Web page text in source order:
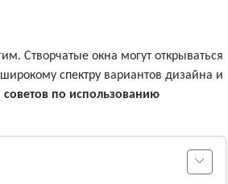
Створчатые окна могут открываться
спектру вариантов дизайна и
советов по использованию